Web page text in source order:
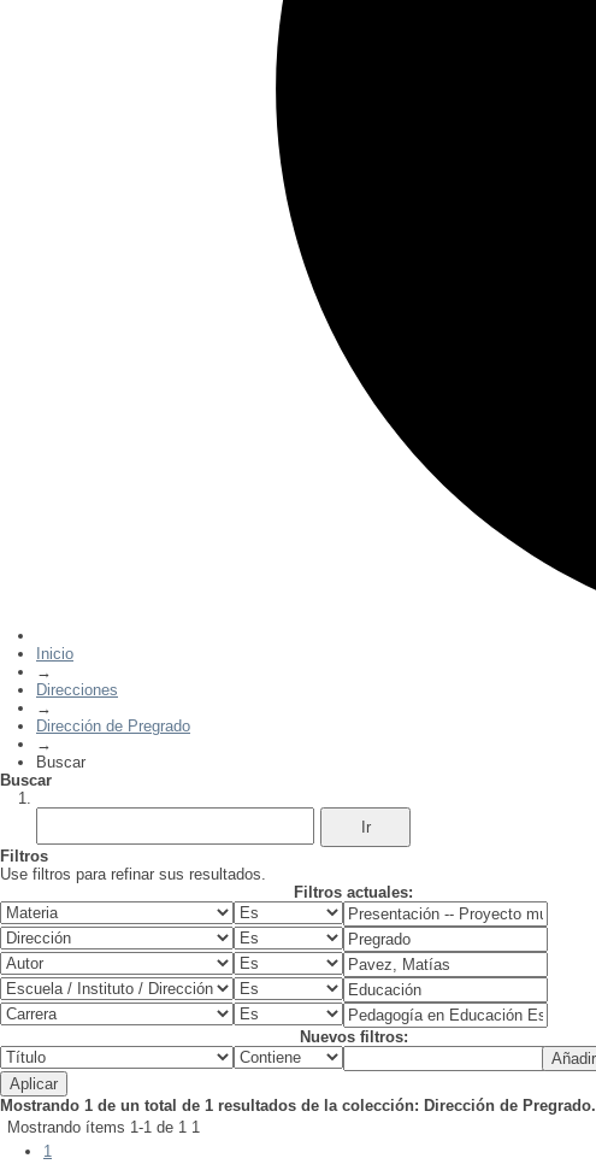
Inicio
→
Direcciones
→
Dirección de Pregrado
→
Buscar
Buscar
Filtros
Use filtros para refinar sus resultados.
Filtros actuales:
Nuevos filtros:
Mostrando 1 de un total de 1 resultados de la colección: Dirección de Pregrado.
Mostrando ítems 1-1 de 1 1
1